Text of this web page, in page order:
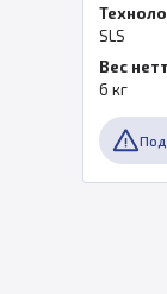
SLS
Вес
6 кг
Под